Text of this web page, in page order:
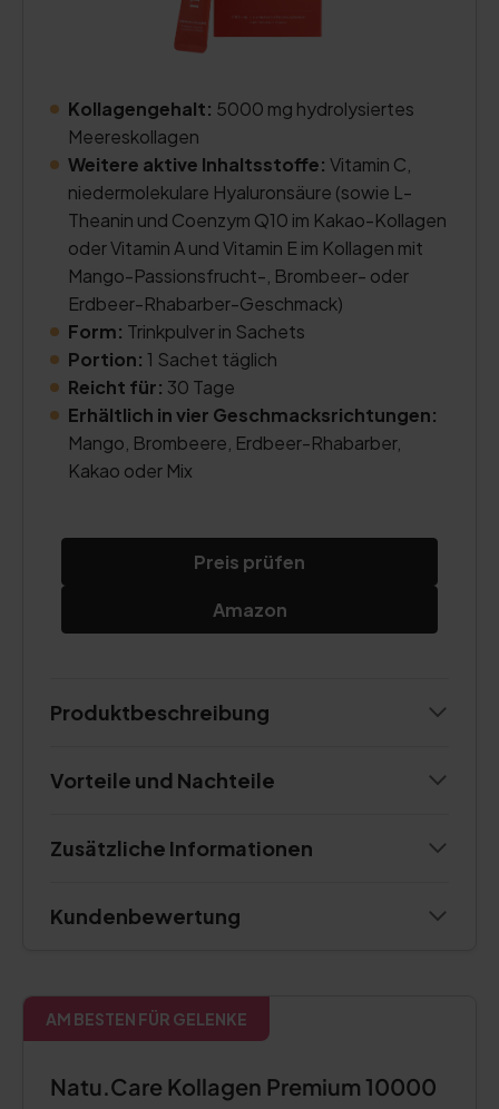
Kollagengehalt: 5000 mg hydrolysiertes
Meereskollagen
Weitere aktive Inhaltsstoffe: Vitamin C,
niedermolekulare Hyaluronsäure (sowie L-
Theanin und Coenzym Q10 im Kakao-Kollagen
oder Vitamin A und Vitamin E im Kollagen mit
Mango-Passionsfrucht-, Brombeer- oder
Erdbeer-Rhabarber-Geschmack)
Form: Trinkpulver in Sachets
Portion: 1 Sachet täglich
Reicht für: 30 Tage
Erhältlich in vier Geschmacksrichtungen:
Mango, Brombeere, Erdbeer-Rhabarber,
Kakao oder Mix
Preis prüfen
Amazon
Produktbeschreibung
Vorteile und Nachteile
Zusätzliche Informationen
Kundenbewertung
AM BESTEN FÜR GELENKE
Natu.Care Kollagen Premium 10000